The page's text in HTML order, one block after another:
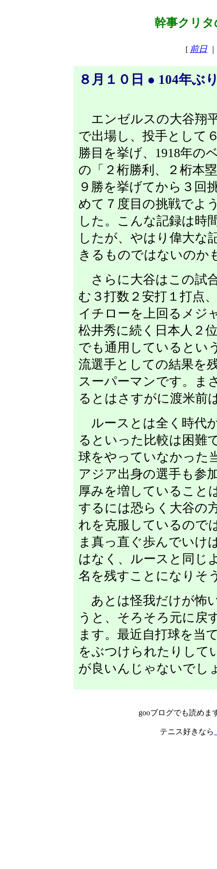
幹事クリタ
[ 前日
８月１０日 ● 104年ぶ
エンゼルスの大谷翔
で出場し、投手として
勝目を挙げ、1918年の
の「２桁勝利、２桁本
９勝を挙げてから３回
めて７度目の挑戦でよ
した。こんな記録は時
したが、やはり偉大な
きるものではないのか
さらに大谷はこの試
む３打数２安打１打点
イチローを上回るメジ
松井秀に続く日本人２
でも通用しているとい
流選手としての結果を
スーパーマンです。ま
るとはさすがに渡米前
ルースとは全く時代
るといった比較は困難
球をやっていなかった
アジア出身の選手も参
厚みを増していること
するには恐らく大谷の
れを克服しているので
ま真っ直ぐ歩んでいけ
はなく、ルースと同じ
名を残すことになりそ
あとは怪我だけが怖
うと、そろそろ元に戻
ます。最近自打球を当
をぶつけられたりして
が良いんじゃないでし
gooブログでも読めま
テニス好きなら